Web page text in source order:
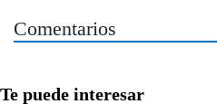
Comentarios